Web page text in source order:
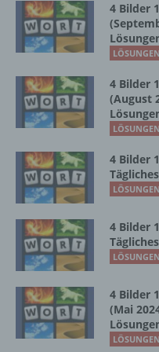
4 Bilder
LÖSUNGEN
4 Bilder
(August
LÖSUNGEN
4 Bilder
LÖSUNGEN
4 Bilder
LÖSUNGEN
4 Bilder
(Mai
LÖSUNGEN
Internetseiten und
Browser der
Internetbrowsern, die
zu unterscheiden. Ein
und identifiziert
Durch den Einsatz
dieser Internetseite
bereitstellen, die ohne
möglich wären.
Mittels eines Cookies
des Benutzers
ermöglichen uns, wie
Benutzer unserer
Nutzern die
erleichtern. Der
Cookies verwendet,
jedem Besuch der